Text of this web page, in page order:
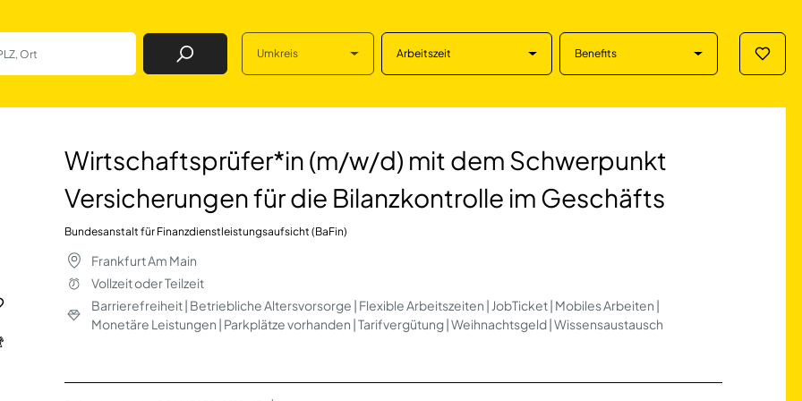
Job Finden Umkreis Arbeitszeit Benefits
(m/w/d) mit dem Schwerpunkt
Wirtschaftsprüfer*in (m/w/d) mit dem Schwerpunkt
Versicherungen für die Bilanzkontrolle im Geschäfts
Bundesanstalt für Finanzdienstleistungsaufsicht (BaFin)
Frankfurt Am Main
Vollzeit oder Teilzeit
Barrierefreiheit | Betriebliche Altersvorsorge | Flexible Arbeitszeiten | JobTicket | Mobiles Arbeiten |
Monetäre Leistungen | Parkplätze vorhanden | Tarifvergütung | Weihnachtsgeld | Wissensaustausch